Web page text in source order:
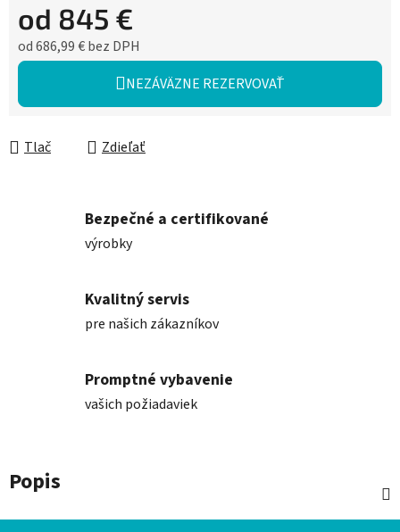
od 845 €
od686,99 €bez DPH
Jednotková cena: NEZÁVÄZNE REZERVOVAŤ
Tlač Zdieľať
Bezpečné a certifikované
výrobky
Kvalitný servis
pre našich zákazníkov
Promptné vybavenie
vašich požiadaviek
Popis